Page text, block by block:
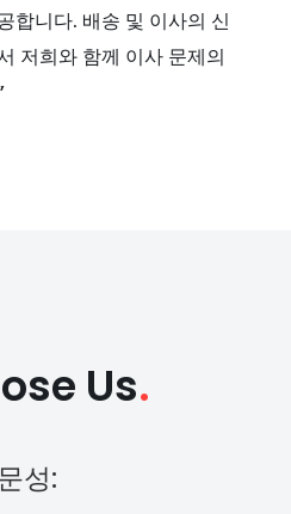
합니다. 배송 및 이사의 신
저희와 함께 이사 문제의
Us.
성: